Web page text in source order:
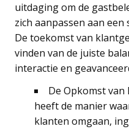
uitdaging om de
zich aanpassen aan
De toekomst van
vinden van de juiste
interactie en
De Opkomst
heeft de manier
klanten omgaan,